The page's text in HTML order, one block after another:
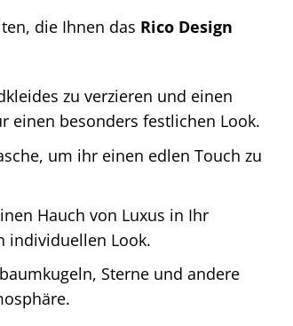
die Ihnen das Rico Design
zu verzieren und einen
einen besonders festlichen Look.
um ihr einen edlen Touch zu
Hauch von Luxus in Ihr
individuellen Look.
Sterne und andere